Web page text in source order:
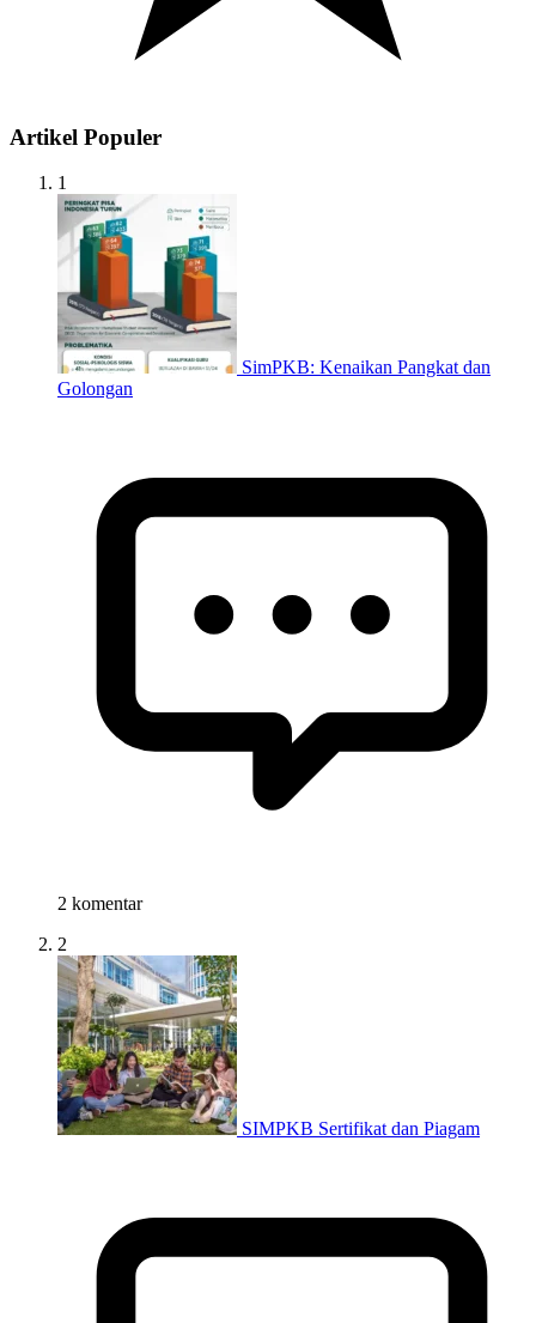
Artikel Populer
1
SimPKB: Kenaikan Pangkat dan
Golongan
2 komentar
2
SIMPKB Sertifikat dan Piagam